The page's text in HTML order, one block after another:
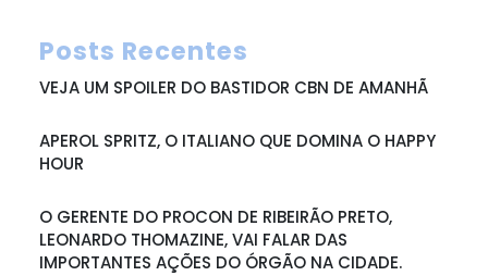
Posts Recentes
VEJA UM SPOILER DO BASTIDOR CBN DE AMANHÃ
APEROL SPRITZ, O ITALIANO QUE DOMINA O HAPPY
HOUR
O GERENTE DO PROCON DE RIBEIRÃO PRETO,
LEONARDO THOMAZINE, VAI FALAR DAS
IMPORTANTES AÇÕES DO ÓRGÃO NA CIDADE.